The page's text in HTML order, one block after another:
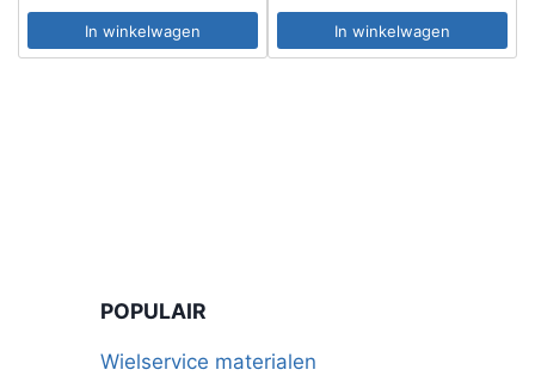
In winkelwagen In winkelwagen
POPULAIR
Wielservice materialen